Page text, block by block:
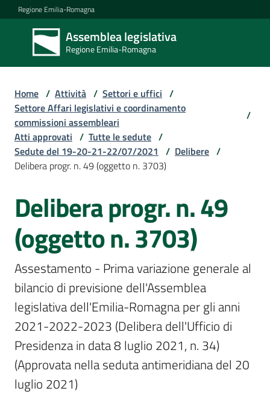
Vai al contenuto
Vai alla navigazione
Vai al footer
Regione Emilia-Romagna
Assemblea legislativa
Regione Emilia-Romagna
Assemblea
legislativa
Regione Emilia-
Assemblea
Argomenti
Per
i
media
Per
i
cittadini
Home / Attività / Settori e uffici /
Settore Affari legislativi e coordinamento
commissioni assembleari
/
Atti approvati / Tutte le sedute /
Sedute del 19-20-21-22/07/2021 / Delibere /
Delibera progr. n. 49 (oggetto n. 3703)
Delibera progr. n. 49
(oggetto n. 3703)
Assestamento - Prima variazione generale al
bilancio di previsione dell'Assemblea
legislativa dell'Emilia-Romagna per gli anni
2021-2022-2023 (Delibera dell'Ufficio di
Presidenza in data 8 luglio 2021, n. 34)
(Approvata nella seduta antimeridiana del 20
luglio 2021)